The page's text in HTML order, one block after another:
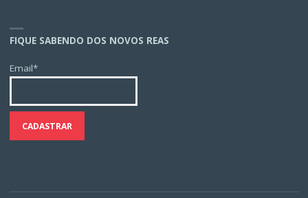
FIQUE SABENDO DOS NOVOS REAS
Email*